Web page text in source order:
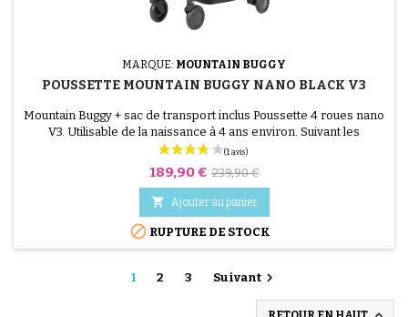
MARQUE: MOUNTAIN BUGGY
POUSSETTE MOUNTAIN BUGGY NANO BLACK V3
Mountain Buggy + sac de transport inclus Poussette 4 roues nano
V3. Utilisable de la naissance à 4 ans environ. Suivant les
compagnies, elle passe en bagage à main dans l'avion
Prix
189,90 € Prix
base
239,90 €
 Ajouter au panier
 RUPTURE DE STOCK
1 2 3 Suivant